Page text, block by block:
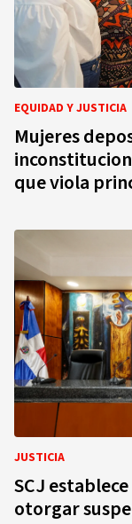
EQUIDAD Y JUSTICIA
Mujeres
que viola
JUSTICIA
SCJ
otorgar